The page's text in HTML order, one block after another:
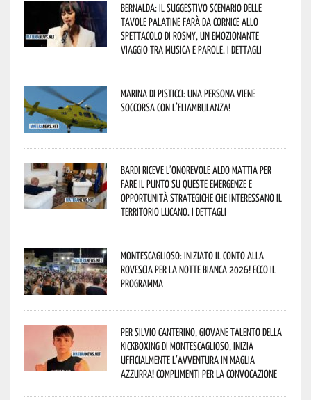
Bernalda: il suggestivo scenario delle
Tavole Palatine farà da cornice allo
spettacolo di Rosmy, un emozionante
viaggio tra musica e parole. I dettagli
Marina di Pisticci: una persona viene
soccorsa con l’eliambulanza!
Bardi riceve l’onorevole Aldo Mattia per
fare il punto su queste emergenze e
opportunità strategiche che interessano il
territorio lucano. I dettagli
Montescaglioso: iniziato il conto alla
rovescia per la Notte Bianca 2026! Ecco il
programma
Per Silvio Canterino, giovane talento della
kickboxing di Montescaglioso, inizia
ufficialmente l’avventura in maglia
azzurra! Complimenti per la convocazione